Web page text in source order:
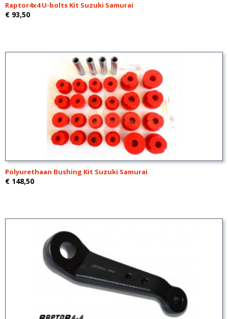
Raptor4x4 U-bolts Kit Suzuki Samurai
€ 93,50
Polyurethaan Bushing Kit Suzuki Samurai
€ 148,50